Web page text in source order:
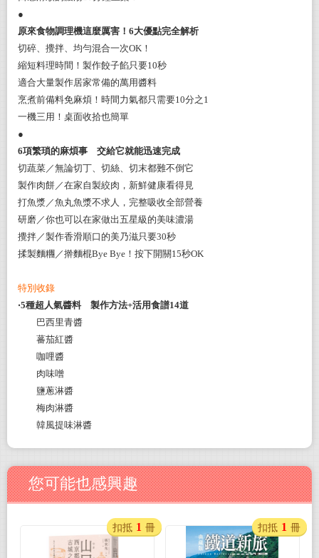
●
原來食物調理機這麼厲害！6大優點完全解析
切碎、攪拌、均勻混合一次OK！
縮短料理時間！製作餃子餡只要10秒
適合大量製作居家常備的萬用醬料
烹煮前備料免麻煩！時間力氣都只需要10分之1
一機三用！桌面收拾也簡單
●
6項繁瑣的麻煩事 交給它就能迅速完成
切蔬菜／無論切丁、切絲、切末都難不倒它
製作肉餅／在家自製絞肉，新鮮健康看得見
打魚漿／魚丸魚漿不求人，完整吸收全部營養
研磨／你也可以在家做出五星級的美味濃湯
攪拌／製作香滑順口的美乃滋只要30秒
揉製麵糰／擀麵棍Bye Bye！按下開關15秒OK
特別收錄
‧5種超人氣醬料 製作方法+活用食譜14道
巴西里青醬
蕃茄紅醬
咖哩醬
肉味噌
鹽蔥淋醬
梅肉淋醬
韓風提味淋醬
您可能也感興趣
扣抵 1 冊 扣抵 1 冊